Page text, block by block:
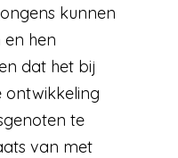
kunnen
hen
dat het bij
ontwikkeling
te
van met